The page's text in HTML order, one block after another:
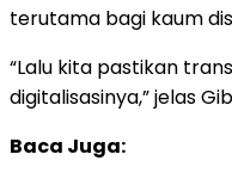
terutama bagi kaum
“Lalu kita pastikan
digitalisasinya,” jelas
Baca Juga: